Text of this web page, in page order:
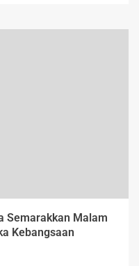
Semarakkan Malam
Kebangsaan